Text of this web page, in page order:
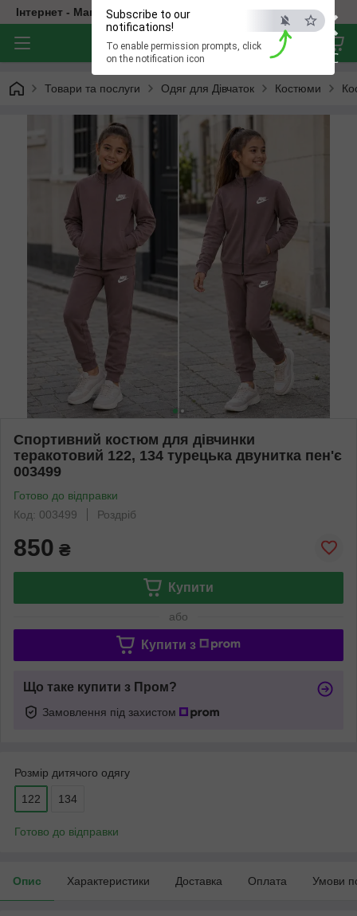
×
ESC
Subscribe to our
notifications!
To enable permission prompts, click
on the notification icon
Інтернет - Магазин Дитячого Одягу
Товари та послуги Одяг для Дівчаток Костюми
Спортивний костюм для дівчинки
теракотовий 122, 134 турецька двунитка пен'є
003499
Готово до відправки
Код: 003499
Роздріб
850 ₴
Купити
або
Купити з
Що таке купити з Пром?
Замовлення під захистом
Розмір дитячого одягу
122 134
Готово до відправки
Опис Характеристики Доставка Оплата Умови